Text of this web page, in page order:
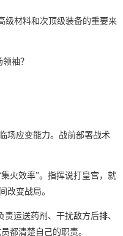
级材料和次顶级装备的重要来
袖？
场应变能力。战前部署战术
火效率”。指挥说打皇宫，就
改变战局。
运送药剂、干扰敌方后排、
都清楚自己的职责。